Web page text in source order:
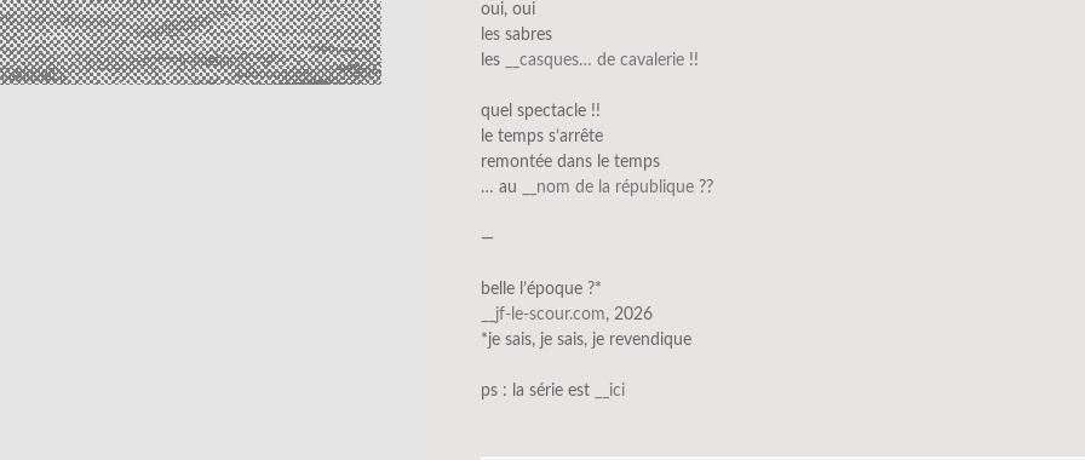
oui, oui
les sabres
les
__casques… de cavalerie !!
quel spectacle !!
le temps s’arrête
remontée dans le temps
… au
__nom de la république ??
—
belle l’époque ?*
__jf-le-scour.com, 2026
*je sais, je sais, je revendique
ps : la série est __ici